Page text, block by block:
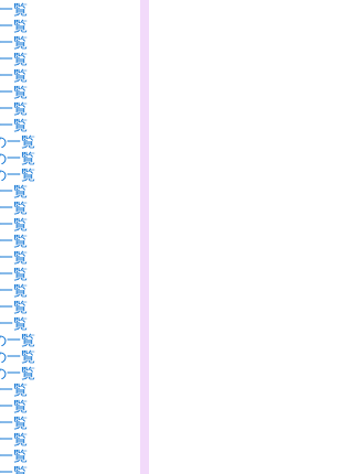
覧
覧
覧
覧
覧
覧
覧
覧
一覧
一覧
一覧
覧
覧
覧
覧
覧
覧
覧
覧
覧
一覧
一覧
一覧
覧
覧
覧
覧
覧